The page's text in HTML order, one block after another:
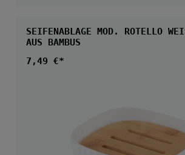
SEIFENABLAGE MOD. ROTELLO WEISS
US BAMBUS
Regulärer Preis:
7,49 €*